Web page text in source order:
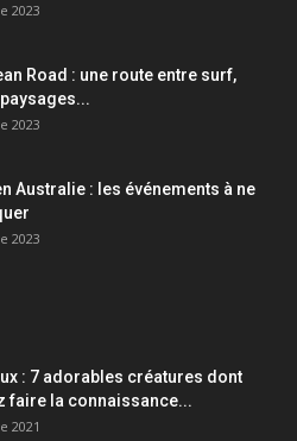
2023
Road : une route entre surf,
2023
Australie : les événements à ne
2023
: 7 adorables créatures dont
faire la connaissance...
2021